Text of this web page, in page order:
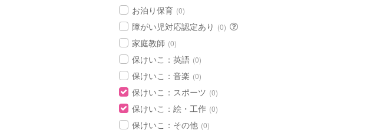
お泊り保育 (0)
障がい児対応認定あり (0)
家庭教師 (0)
保けいこ：英語 (0)
保けいこ：音楽 (0)
保けいこ：スポーツ (0)
保けいこ：絵・工作 (0)
保けいこ：その他 (0)